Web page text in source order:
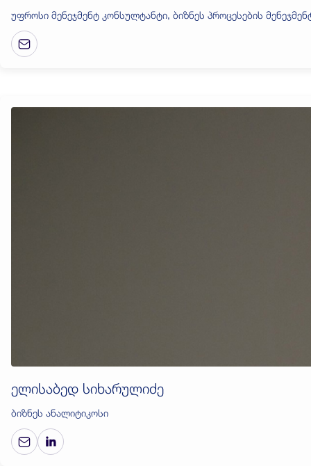
უფროსი მენეჯმენტ კონსულტანტი, ბიზნეს პროცესების
ელისაბედ სიხარულიძე
ბიზნეს ანალიტიკოსი